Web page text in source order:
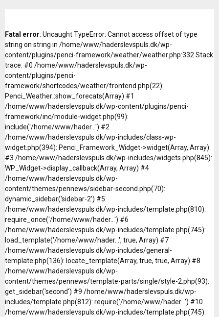
Fatal error: Uncaught TypeError: Cannot access offset of type
string on string in /home/www/haderslevspuls.dk/wp-
content/plugins/penci-framework/weather/weather.php:332 Stack
trace: #0 /home/www/haderslevspuls.dk/wp-
content/plugins/penci-
framework/shortcodes/weather/frontend.php(22):
Penci_Weather::show_forecats(Array) #1
/home/www/haderslevspuls.dk/wp-content/plugins/penci-
framework/inc/module-widget.php(99):
include('/home/www/hader...') #2
/home/www/haderslevspuls.dk/wp-includes/class-wp-
widget.php(394): Penci_Framework_Widget->widget(Array, Array)
#3 /home/www/haderslevspuls.dk/wp-includes/widgets.php(845):
WP_Widget->display_callback(Array, Array) #4
/home/www/haderslevspuls.dk/wp-
content/themes/pennews/sidebar-second.php(70):
dynamic_sidebar('sidebar-2') #5
/home/www/haderslevspuls.dk/wp-includes/template.php(810):
require_once('/home/www/hader...') #6
/home/www/haderslevspuls.dk/wp-includes/template.php(745):
load_template('/home/www/hader...', true, Array) #7
/home/www/haderslevspuls.dk/wp-includes/general-
template.php(136): locate_template(Array, true, true, Array) #8
/home/www/haderslevspuls.dk/wp-
content/themes/pennews/template-parts/single/style-2.php(93):
get_sidebar('second') #9 /home/www/haderslevspuls.dk/wp-
includes/template.php(812): require('/home/www/hader...') #10
/home/www/haderslevspuls.dk/wp-includes/template.php(745):